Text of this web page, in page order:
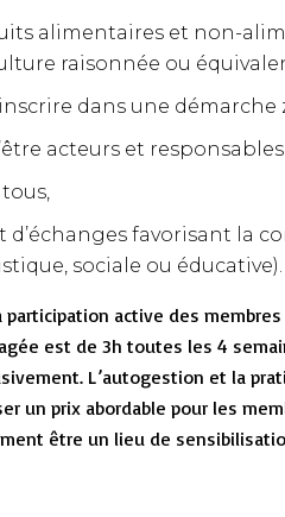
alimentaires et non-
raisonnée ou
dans une démarche
acteurs et
favorisant la
sociale ou éducative).
participation active des
est de 3h toutes les 4
L’autogestion et la
un prix abordable pour les
être un lieu de